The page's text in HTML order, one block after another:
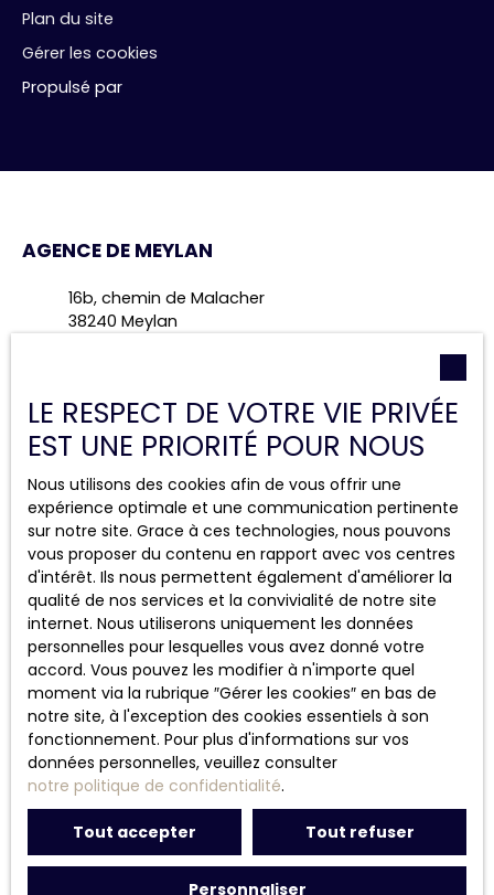
Plan du site
Gérer les cookies
Propulsé par
AGENCE DE MEYLAN
16b, chemin de Malacher
38240 Meylan
AGENCE DE SAINT-EGRÈVE
2 avenue du Collège
38120 Saint-Égrève
04 85 92 98 98
Suivez-nous
LE RESPECT DE VOTRE VIE PRIVÉE
EST UNE PRIORITÉ POUR NOUS
Nous utilisons des cookies afin de vous offrir une
expérience optimale et une communication pertinente
sur notre site. Grace à ces technologies, nous pouvons
vous proposer du contenu en rapport avec vos centres
d'intérêt. Ils nous permettent également d'améliorer la
qualité de nos services et la convivialité de notre site
internet. Nous utiliserons uniquement les données
personnelles pour lesquelles vous avez donné votre
accord. Vous pouvez les modifier à n'importe quel
moment via la rubrique ″Gérer les cookies″ en bas de
notre site, à l'exception des cookies essentiels à son
fonctionnement. Pour plus d'informations sur vos
données personnelles, veuillez consulter
notre politique de confidentialité.
Tout accepter Tout refuser
Personnaliser